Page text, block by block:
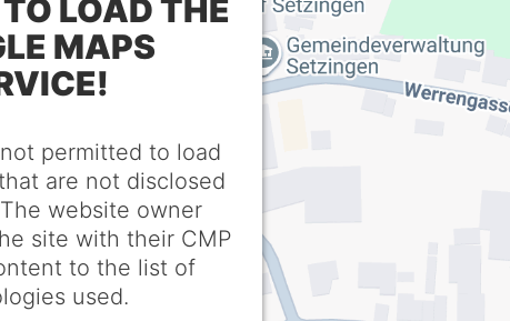
LOAD THE
MAPS
permitted to load
are not disclosed
website owner
site with their CMP
to the list of
used.